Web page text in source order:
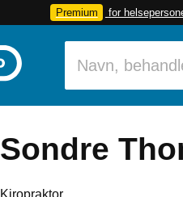
Premium for
Sondre
Kiropraktor